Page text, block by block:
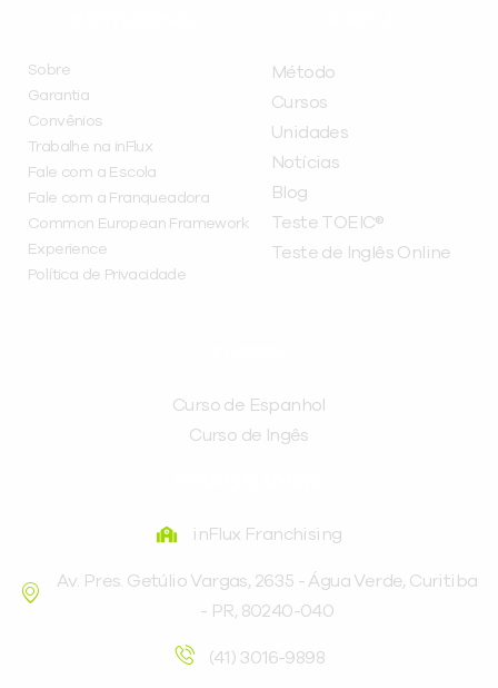
Sobre
Garantia
Convênios
Trabalhe na inFlux
Fale com a Escola
Fale com a Franqueadora
Common European Framework
Experience
Política de Privacidade
Método
Cursos
Unidades
Notícias
Blog
Teste TOEIC®
Teste de Inglês Online
Curso de Espanhol
Curso de Ingês
inFlux Franchising
Av. Pres. Getúlio Vargas, 2635 - Água Verde, Curitiba
- PR, 80240-040
(41) 3016-9898